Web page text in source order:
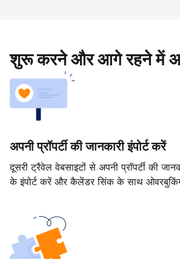
शुरू करने और आगे रहने में
अपनी प्रॉपर्टी की जानकारी इंपोर्ट करें
दूसरी ट्रैवेल वेबसाइटों से अपनी प्रॉपर्टी की
के इंपोर्ट करें और कैलेंडर सिंक के साथ